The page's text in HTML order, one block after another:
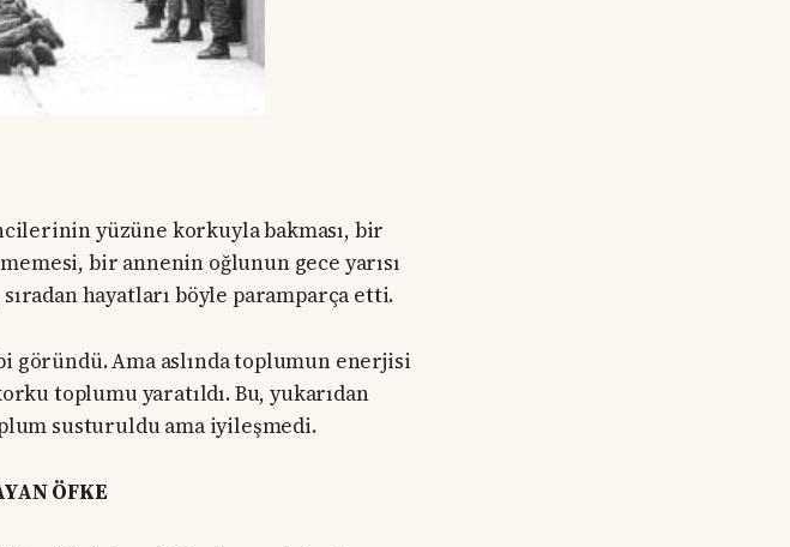
yüzüne korkuyla bakması, bir
bir annenin oğlunun gece yarısı
hayatları böyle paramparça etti.
göründü. Ama aslında toplumun enerjisi
toplumu yaratıldı. Bu, yukarıdan
susturuldu ama iyileşmedi.
ÖFKE